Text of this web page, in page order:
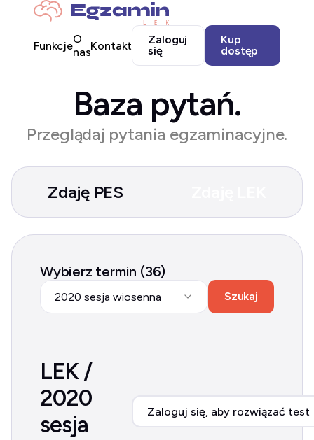
FunkcjeO
nasKontakt
Zaloguj
się
Kup
dostęp
Baza pytań.
Przeglądaj pytania egzaminacyjne.
Zdaję PES
Wybierz termin (36)
2020 sesja wiosenna Szukaj
LEK /
2020
sesja
Zaloguj się, aby rozwiązać test